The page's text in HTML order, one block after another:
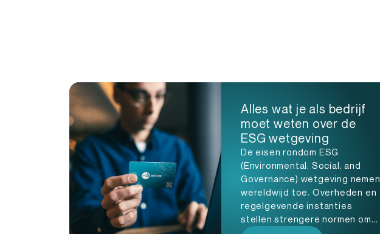
Alles wat je als bedrijf
moet weten over de
ESG wetgeving
De eisen rondom ESG
(Environmental, Social, and
Governance) wetgeving nemen
wereldwijd toe. Overheden en
regelgevende instanties
stellen strengere normen om...